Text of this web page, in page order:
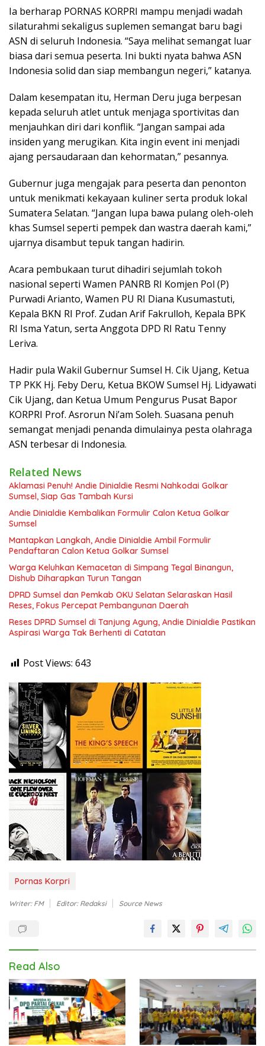
Ia berharap PORNAS KORPRI mampu menjadi wadah
silaturahmi sekaligus suplemen semangat baru bagi
ASN di seluruh Indonesia. “Saya melihat semangat luar
biasa dari semua peserta. Ini bukti nyata bahwa ASN
Indonesia solid dan siap membangun negeri,” katanya.
Dalam kesempatan itu, Herman Deru juga berpesan
kepada seluruh atlet untuk menjaga sportivitas dan
menjauhkan diri dari konflik. “Jangan sampai ada
insiden yang merugikan. Kita ingin event ini menjadi
ajang persaudaraan dan kehormatan,” pesannya.
Gubernur juga mengajak para peserta dan penonton
untuk menikmati kekayaan kuliner serta produk lokal
Sumatera Selatan. “Jangan lupa bawa pulang oleh-oleh
khas Sumsel seperti pempek dan wastra daerah kami,”
ujarnya disambut tepuk tangan hadirin.
Acara pembukaan turut dihadiri sejumlah tokoh
nasional seperti Wamen PANRB RI Komjen Pol (P)
Purwadi Arianto, Wamen PU RI Diana Kusumastuti,
Kepala BKN RI Prof. Zudan Arif Fakrulloh, Kepala BPK
RI Isma Yatun, serta Anggota DPD RI Ratu Tenny
Leriva.
Hadir pula Wakil Gubernur Sumsel H. Cik Ujang, Ketua
TP PKK Hj. Feby Deru, Ketua BKOW Sumsel Hj. Lidyawati
Cik Ujang, dan Ketua Umum Pengurus Pusat Bapor
KORPRI Prof. Asrorun Ni’am Soleh. Suasana penuh
semangat menjadi penanda dimulainya pesta olahraga
ASN terbesar di Indonesia.
Related News
Aklamasi Penuh! Andie Dinialdie Resmi Nahkodai Golkar
Sumsel, Siap Gas Tambah Kursi
Andie Dinialdie Kembalikan Formulir Calon Ketua Golkar
Sumsel
Mantapkan Langkah, Andie Dinialdie Ambil Formulir
Pendaftaran Calon Ketua Golkar Sumsel
Warga Keluhkan Kemacetan di Simpang Tegal Binangun,
Dishub Diharapkan Turun Tangan
DPRD Sumsel dan Pemkab OKU Selatan Selaraskan Hasil
Reses, Fokus Percepat Pembangunan Daerah
Reses DPRD Sumsel di Tanjung Agung, Andie Dinialdie Pastikan
Aspirasi Warga Tak Berhenti di Catatan
Post Views: 643
Pornas Korpri
Writer: FM Editor: Redaksi Source News
Read Also